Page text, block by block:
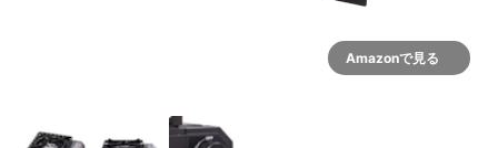
Amazonで見る